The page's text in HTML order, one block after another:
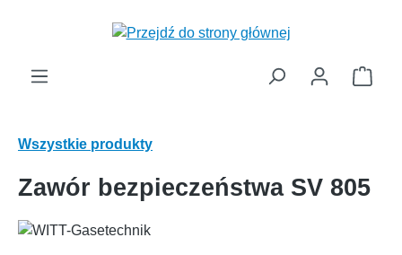
Wszystkie produkty
Zawór bezpieczeństwa SV 805